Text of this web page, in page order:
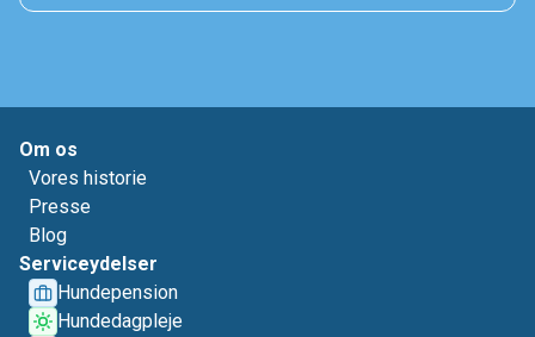
Om os
Vores historie
Presse
Blog
Serviceydelser
Hundepension
Hundedagpleje